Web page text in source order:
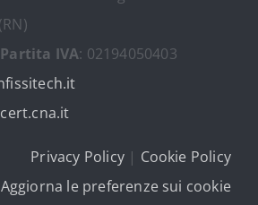
IVA: 02194050403
Privacy Policy| Cookie Policy
Aggiorna le preferenze sui cookie